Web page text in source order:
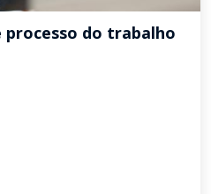
do trabalho